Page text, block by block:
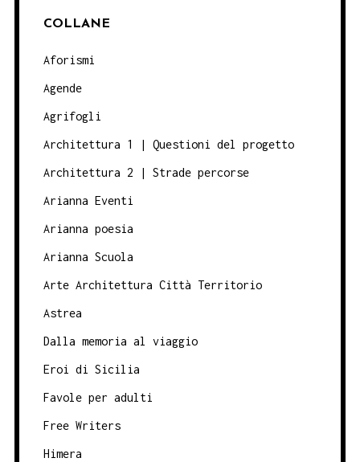
COLLANE
Aforismi
Agende
Agrifogli
Architettura 1 | Questioni del progetto
Architettura 2 | Strade percorse
Arianna Eventi
Arianna poesia
Arianna Scuola
Arte Architettura Città Territorio
Astrea
Dalla memoria al viaggio
Eroi di Sicilia
Favole per adulti
Free Writers
Himera